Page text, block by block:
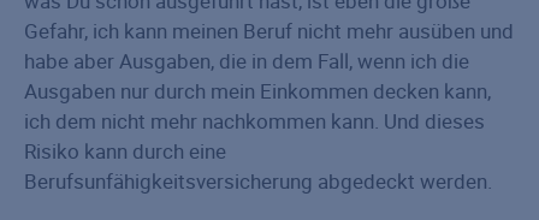
Gefahr, ich kann meinen Beruf nicht mehr ausüben und
habe aber Ausgaben, die in dem Fall, wenn ich die
Ausgaben nur durch mein Einkommen decken kann,
ich dem nicht mehr nachkommen kann. Und dieses
Risiko kann durch eine
Berufsunfähigkeitsversicherung abgedeckt werden.